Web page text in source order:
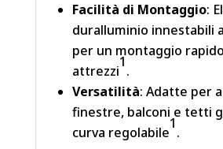
Facilità di Montaggio:
duralluminio innestabili
per un montaggio
attrezzi
1
.
Versatilità: Adatte per
finestre, balconi e tetti
curva regolabile
1
.